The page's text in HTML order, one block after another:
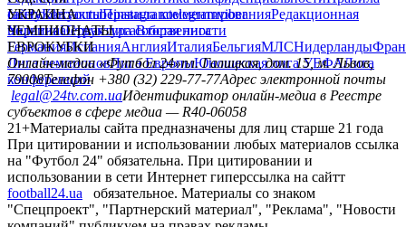
сайтуКонтактыПравила комментированияРедакционная
политикаСтруктура собственности
facebookxyoutubeinstagramtelegramviber
УКРАИНА
УкраинаПервая лигаВторая лига
ЧЕМПИОНАТЫ
ГерманияИспанияАнглияИталияБельгияМЛСНидерланды
ЕВРОКУБКИ
Лига чемпионовЛига ЕвропыЮношеская лига УЕФАЛига
конференций
Онлайн-медиа «Футбол 24»пл. Галицкая, дом. 15, м. Львов,
79008Телефон +380 (32) 229-77-77Адрес электронной почты
legal@24tv.com.uaИдентификатор онлайн-медиа в Реестре
субъектов в сфере медиа — R40-06058
21+Материалы сайта предназначены для лиц старше 21 года
При цитировании и использовании любых материалов ссылка
на "Футбол 24" обязательна. При цитировании и
использовании в сети Интернет гиперссылка на сайтт
football24.ua
обязательное. Материалы со знаком
"Спецпроект", "Партнерский материал", "Реклама", "Новости